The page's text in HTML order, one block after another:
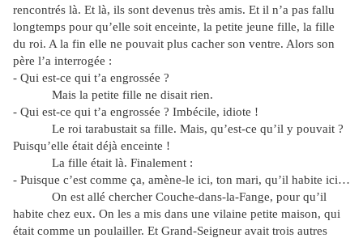
rencontrés là. Et là, ils sont devenus très amis. Et il n’a pas fallu
longtemps pour qu’elle soit enceinte, la petite jeune fille, la fille
du roi. A la fin elle ne pouvait plus cacher son ventre. Alors son
père l’a interrogée :
- Qui est-ce qui t’a engrossée ?
Mais la petite fille ne disait rien.
- Qui est-ce qui t’a engrossée ? Imbécile, idiote !
Le roi tarabustait sa fille. Mais, qu’est-ce qu’il y pouvait ?
Puisqu’elle était déjà enceinte !
La fille était là. Finalement :
- Puisque c’est comme ça, amène-le ici, ton mari, qu’il habite ici…
On est allé chercher Couche-dans-la-Fange, pour qu’il
habite chez eux. On les a mis dans une vilaine petite maison, qui
était comme un poulailler. Et Grand-Seigneur avait trois autres